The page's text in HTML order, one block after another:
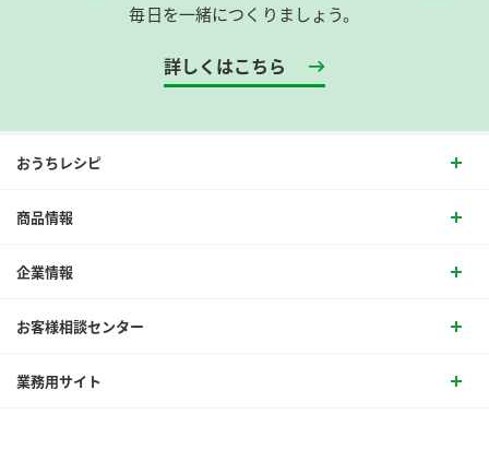
毎日を一緒につくりましょう。
詳しくはこちら
おうちレシピ
商品情報
企業情報
お客様相談センター
業務用サイト